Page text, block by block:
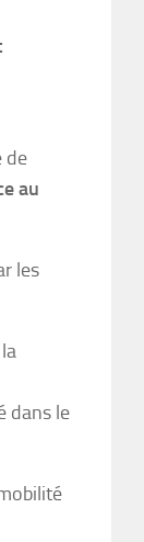
de
au
les
dans le